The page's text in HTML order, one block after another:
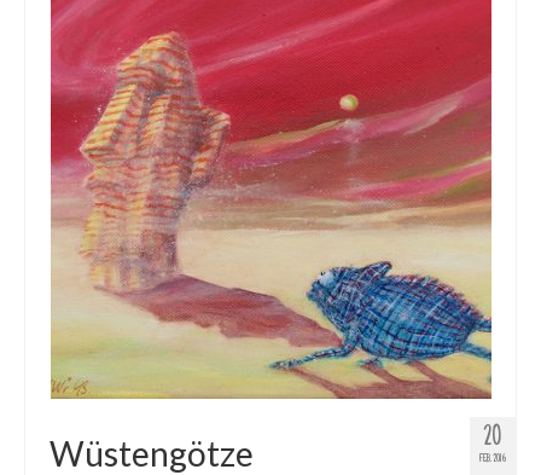
20
FEB. 2016
Wüstengötze